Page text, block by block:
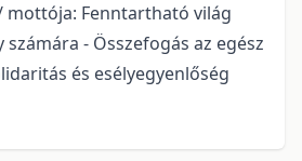
mottója: Fenntartható világ
- Összefogás az egész
és esélyegyenlőség